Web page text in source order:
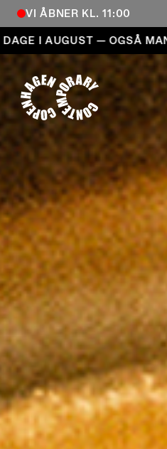
VI ÅBNER KL. 11:00
Åbent alle dage i august —
— OGSÅ MANDAGE
COPENHAGEN CONTEMPORARY